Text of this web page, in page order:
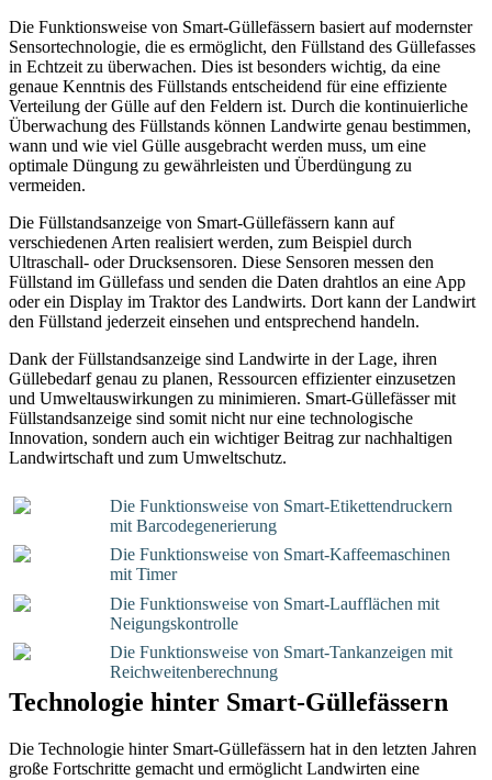
Die Funktionsweise von Smart-Güllefässern basiert auf modernster
Sensortechnologie, die es ermöglicht, den Füllstand des Güllefasses
in Echtzeit zu überwachen. Dies ist besonders wichtig, da eine
genaue Kenntnis des Füllstands entscheidend für eine effiziente
Verteilung der Gülle auf den Feldern ist. Durch die kontinuierliche
Überwachung des Füllstands können Landwirte genau bestimmen,
wann und wie viel Gülle ausgebracht werden muss, um eine
optimale Düngung zu gewährleisten und Überdüngung zu
vermeiden.
Die Füllstandsanzeige von Smart-Güllefässern kann auf
verschiedenen Arten realisiert werden, zum Beispiel durch
Ultraschall- oder Drucksensoren. Diese Sensoren messen den
Füllstand im Güllefass und senden die Daten drahtlos an eine App
oder ein Display im Traktor des Landwirts. Dort kann der Landwirt
den Füllstand jederzeit einsehen und entsprechend handeln.
Dank der Füllstandsanzeige sind Landwirte in der Lage, ihren
Güllebedarf genau zu planen, Ressourcen effizienter einzusetzen
und Umweltauswirkungen zu minimieren. Smart-Güllefässer mit
Füllstandsanzeige sind somit nicht nur eine technologische
Innovation, sondern auch ein wichtiger Beitrag zur nachhaltigen
Landwirtschaft und zum Umweltschutz.
Die Funktionsweise von Smart-Etikettendruckern
mit Barcodegenerierung
Die Funktionsweise von Smart-Kaffeemaschinen
mit Timer
Die Funktionsweise von Smart-Laufflächen mit
Neigungskontrolle
Die Funktionsweise von Smart-Tankanzeigen mit
Reichweitenberechnung
Technologie hinter Smart-Güllefässern
Die Technologie hinter Smart-Güllefässern hat in den letzten Jahren
große Fortschritte gemacht und ermöglicht Landwirten eine